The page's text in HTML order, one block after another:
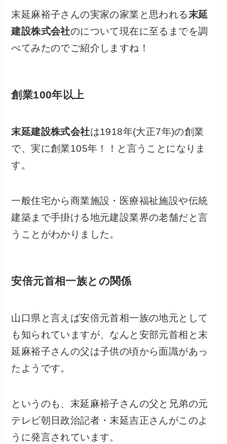
末延麻裕子さんの実家の家業と思われる末延
建設株式会社のについて現在に至るまでを調
べてみたのでご紹介しますね！
創業100年以上
末延建設株式会社は1918年(大正7年)の創業
で、実に創業105年！！と言うことになりま
す。
一般住宅から商業施設・医療福祉施設や伝統
建築まで手掛ける地元建設業界の老舗だと言
うことがわかりました。
安倍元首相一族との関係
山口県と言えば安倍元首相一族の地元として
も知られていますが、なんと安部元首相と末
延麻裕子さんの父は子供の頃から面識があっ
たようです。
というのも、末延麻裕子さんの父と兄弟の元
テレビ朝日政治記者・末延吉正さんがこのよ
うに発言されています。